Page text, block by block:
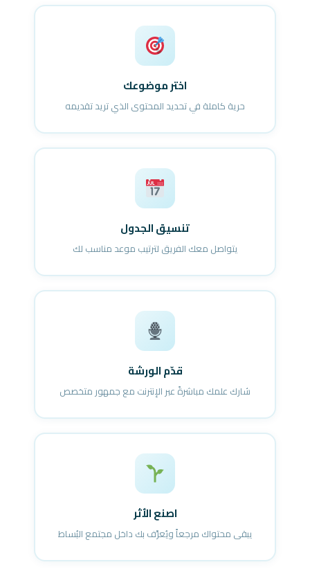
اختر موضوعك
حرية كاملة في تحديد المحتوى الذي تريد تقديمه
تنسيق الجدول
يتواصل معك الفريق لترتيب موعد مناسب لك
قدّم الورشة
شارك علمك مباشرةً عبر الإنترنت مع جمهور متخصص
اصنع الأثر
يبقى محتواك مرجعاً ويُعرَّف بك داخل مجتمع البُساط